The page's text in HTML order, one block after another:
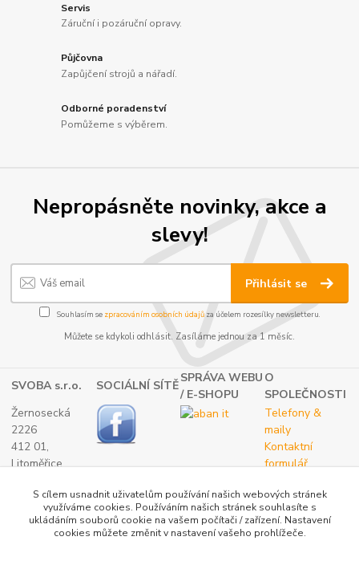
Servis
Záruční i pozáruční opravy.
Půjčovna
Zapůjčení strojů a nářadí.
Odborné poradenství
Pomůžeme s výběrem.
Nepropásněte novinky, akce a
slevy!
Přihlásit se
Souhlasím se zpracováním osobních údajůza účelem rozesílky newsletteru.
Můžete se kdykoli odhlásit. Zasíláme jednou za 1 měsíc.
SVOBA s.r.o. SOCIÁLNÍ SÍTĚ
SPRÁVA WEBU
/ E-SHOPU
O
SPOLEČNOSTI
Žernosecká
2226
412 01,
Litoměřice
(+420) 416 733
IČ: 27265382
Telefony &
maily
Kontaktní
formulář
S cílem usnadnit uživatelům používání našich webových stránek
využíváme cookies. Používáním našich stránek souhlasíte s
ukládáním souborů cookie na vašem počítači / zařízení. Nastavení
cookies můžete změnit v nastavení vašeho prohlížeče.